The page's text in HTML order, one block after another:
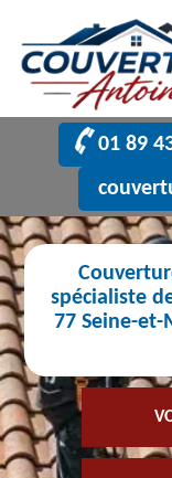
01 89
spécialiste
77 Seine-